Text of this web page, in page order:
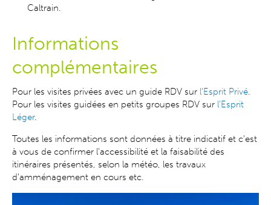
Caltrain.
Informations
complémentaires
Pour les visites privées avec un guide RDV sur l'Esprit Privé.
Pour les visites guidées en petits groupes RDV sur l'Esprit
Léger.
Toutes les informations sont données à titre indicatif et c'est
à vous de confirmer l'accessibilité et la faisabilité des
itinéraires présentés, selon la météo, les travaux
d'amménagement en cours etc.